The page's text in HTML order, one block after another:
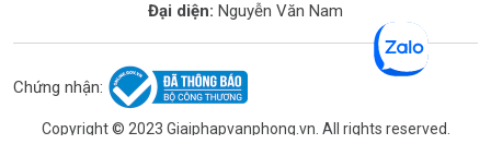
Đại diện: Nguyễn Văn Nam
Chứng nhận:
Copyright © 2023 Giaiphapvanphong.vn. All rights reserved.